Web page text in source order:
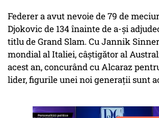
Federer a avut nevoie de 79 de
Djokovic de 134 înainte de a-și
titlu de Grand Slam. Cu Jannik
mondial al Italiei, câștigător al
acest an, concurând cu Alcaraz
lider, figurile unei noi generații sunt